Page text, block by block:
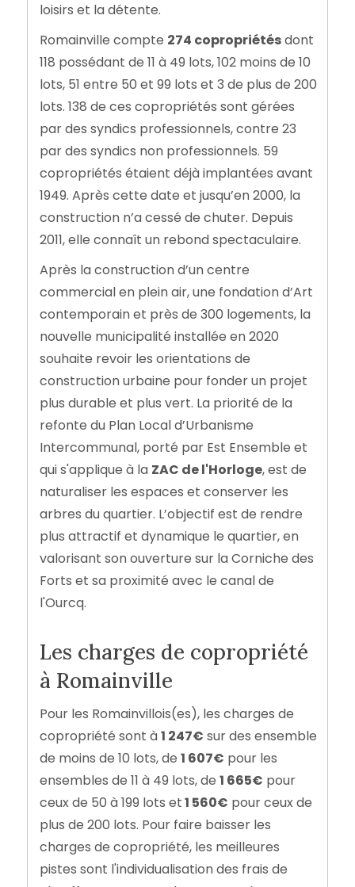
loisirs et la détente.
Romainville compte 274 copropriétésdont
118 possédant de 11 à 49 lots, 102 moins de 10
lots, 51 entre 50 et 99 lots et 3 de plus de 200
lots. 138 de ces copropriétés sont gérées
par des syndics professionnels, contre 23
par des syndics non professionnels. 59
copropriétés étaient déjà implantées avant
1949. Après cette date et jusqu’en 2000, la
construction n’a cessé de chuter. Depuis
2011, elle connaît un rebond spectaculaire.
Après la construction d’un centre
commercial en plein air, une fondation d’Art
contemporain et près de 300 logements, la
nouvelle municipalité installée en 2020
souhaite revoir les orientations de
construction urbaine pour fonder un projet
plus durable et plus vert. La priorité de la
refonte du Plan Local d’Urbanisme
Intercommunal, porté par Est Ensemble et
qui s'applique à la ZAC de l'Horloge, est de
naturaliser les espaces et conserver les
arbres du quartier. L’objectif est de rendre
plus attractif et dynamique le quartier, en
valorisant son ouverture sur la Corniche des
Forts et sa proximité avec le canal de
l'Ourcq.
Les charges de copropriété
à Romainville
Pour les Romainvillois(es), les charges de
copropriété sont à1 247€ sur des ensemble
de moins de 10 lots, de 1 607€ pour les
ensembles de 11 à 49 lots, de 1 665€ pour
ceux de 50 à 199 lots et1 560€ pour ceux de
plus de 200 lots. Pour faire baisser les
charges de copropriété, les meilleures
pistes sont l'individualisation des frais de